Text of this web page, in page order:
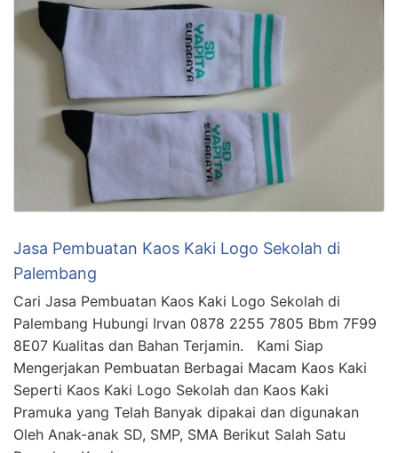
Jasa Pembuatan Kaos Kaki Logo Sekolah di
Palembang
Cari Jasa Pembuatan Kaos Kaki Logo Sekolah di
Palembang Hubungi Irvan 0878 2255 7805 Bbm 7F99
8E07 Kualitas dan Bahan Terjamin. Kami Siap
Mengerjakan Pembuatan Berbagai Macam Kaos Kaki
Seperti Kaos Kaki Logo Sekolah dan Kaos Kaki
Pramuka yang Telah Banyak dipakai dan digunakan
Oleh Anak-anak SD, SMP, SMA Berikut Salah Satu